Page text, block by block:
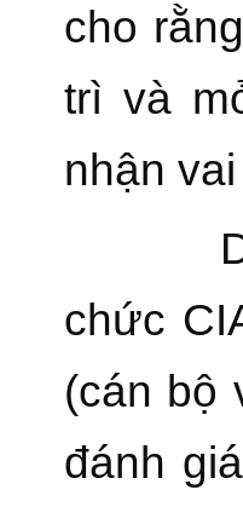
cho
trì và
nhận
Diễn
chức
(cán bộ
đánh